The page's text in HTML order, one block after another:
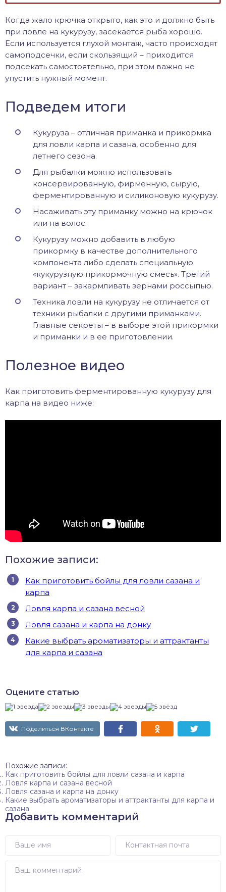
Когда жало крючка открыто, как это и должно быть
при ловле на кукурузу, засекается рыба хорошо.
Если используется глухой монтаж, часто происходят
самоподсечки, если скользящий – приходится
подсекать самостоятельно, при этом важно не
упустить нужный момент.
Подведем итоги
Кукуруза – отличная приманка и прикормка
для ловли карпа и сазана, особенно для
летнего сезона.
Для рыбалки можно использовать
консервированную, фирменную, сырую,
ферментированную и силиконовую кукурузу.
Насаживать эту приманку можно на крючок
или на волос.
Кукурузу можно добавить в любую
прикормку в качестве дополнительного
компонента либо сделать специальную
«кукурузную прикормочную смесь». Третий
вариант – закармливать зернами россыпью.
Техника ловли на кукурузу не отличается от
техники рыбалки с другими приманками.
Главные секреты – в выборе этой прикормки
и приманки и в ее приготовлении.
Полезное видео
Как приготовить ферментированную кукурузу для
карпа на видео ниже:
Похожие записи:
Как приготовить бойлы для ловли сазана и
карпа
Ловля карпа и сазана весной
Ловля сазана и карпа на донку
Какие выбрать ароматизаторы и аттрактанты
для карпа и сазана
Оцените статью
Поделиться ВКонтакте
Похожие записи:
Как приготовить бойлы для ловли сазана и карпа
Ловля карпа и сазана весной
Ловля сазана и карпа на донку
Какие выбрать ароматизаторы и аттрактанты для карпа и
сазана
Добавить комментарий